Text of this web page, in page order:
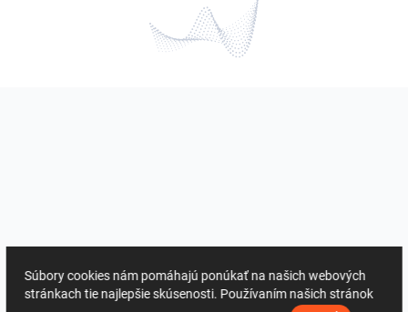
Súbory cookies nám pomáhajú ponúkať na našich webových
stránkach tie najlepšie skúsenosti. Používaním našich stránok